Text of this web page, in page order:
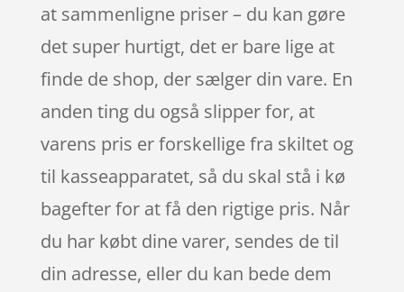
at sammenligne priser – du kan gøre
det super hurtigt, det er bare lige at
finde de shop, der sælger din vare. En
anden ting du også slipper for, at
varens pris er forskellige fra skiltet og
til kasseapparatet, så du skal stå i kø
bagefter for at få den rigtige pris. Når
du har købt dine varer, sendes de til
din adresse, eller du kan bede dem